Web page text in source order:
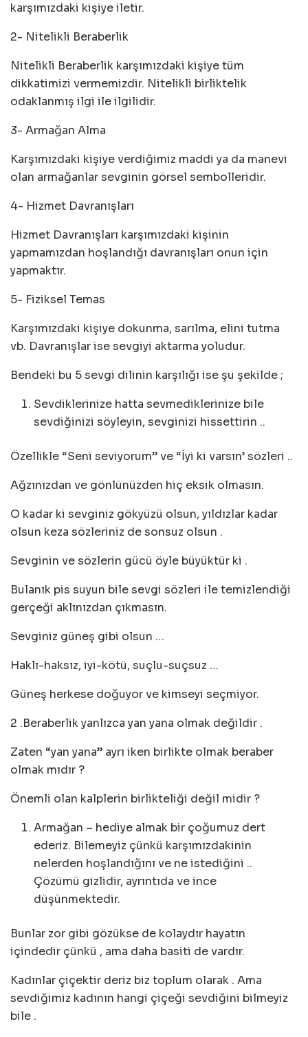
karşımızdaki kişiye iletir.
2- Nitelikli Beraberlik
Nitelikli Beraberlik karşımızdaki kişiye tüm
dikkatimizi vermemizdir. Nitelikli birliktelik
odaklanmış ilgi ile ilgilidir.
3- Armağan Alma
Karşımızdaki kişiye verdiğimiz maddi ya da manevi
olan armağanlar sevginin görsel sembolleridir.
4- Hizmet Davranışları
Hizmet Davranışları karşımızdaki kişinin
yapmamızdan hoşlandığı davranışları onun için
yapmaktır.
5- Fiziksel Temas
Karşımızdaki kişiye dokunma, sarılma, elini tutma
vb. Davranışlar ise sevgiyi aktarma yoludur.
Bendeki bu 5 sevgi dilinin karşılığı ise şu şekilde ;
Sevdiklerinize hatta sevmediklerinize bile
sevdiğinizi söyleyin, sevginizi hissettirin ..
Özellikle “Seni seviyorum” ve “İyi ki varsın’ sözleri ..
Ağzınızdan ve gönlünüzden hiç eksik olmasın.
O kadar ki sevginiz gökyüzü olsun, yıldızlar kadar
olsun keza sözleriniz de sonsuz olsun .
Sevginin ve sözlerin gücü öyle büyüktür ki .
Bulanık pis suyun bile sevgi sözleri ile temizlendiği
gerçeği aklınızdan çıkmasın.
Sevginiz güneş gibi olsun …
Haklı-haksız, iyi-kötü, suçlu-suçsuz …
Güneş herkese doğuyor ve kimseyi seçmiyor.
2 .Beraberlik yanlızca yan yana olmak değildir .
Zaten “yan yana” ayrı iken birlikte olmak beraber
olmak mıdır ?
Önemli olan kalplerin birlikteliği değil midir ?
Armağan – hediye almak bir çoğumuz dert
ederiz. Bilemeyiz çünkü karşımızdakinin
nelerden hoşlandığını ve ne istediğini ..
Çözümü gizlidir, ayrıntıda ve ince
düşünmektedir.
Bunlar zor gibi gözükse de kolaydır hayatın
içindedir çünkü , ama daha basiti de vardır.
Kadınlar çiçektir deriz biz toplum olarak . Ama
sevdiğimiz kadının hangi çiçeği sevdiğini bilmeyiz
bile .